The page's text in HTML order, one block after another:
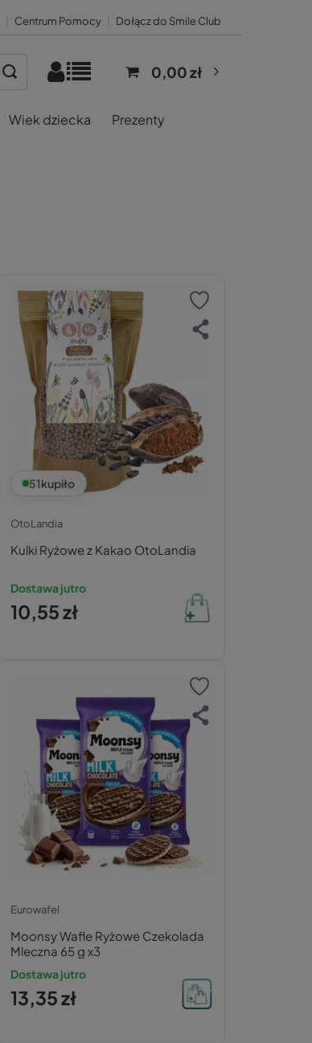
Centrum Pomocy Dołącz do Smile Club
0,00 zł
Wiek dziecka Prezenty
51kupiło
OtoLandia
Kulki Ryżowe z Kakao OtoLandia
Dostawa jutro
10,55 zł
Eurowafel
Moonsy Wafle Ryżowe Czekolada
Mleczna 65 g x3
Dostawa jutro
13,35 zł